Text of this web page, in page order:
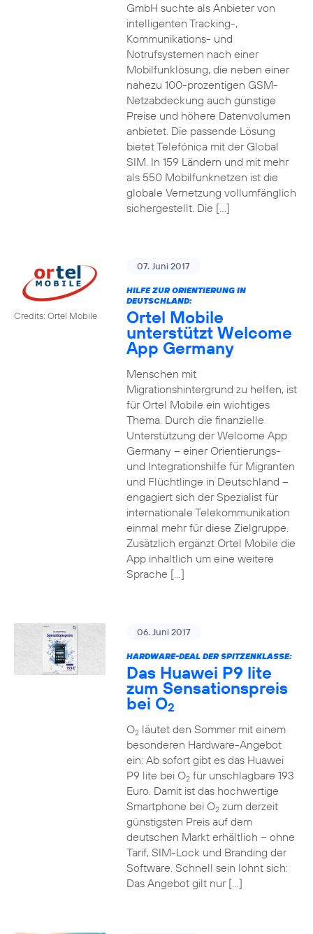
GmbH suchte als Anbieter von
intelligenten Tracking-,
Kommunikations- und
Notrufsystemen nach einer
Mobilfunklösung, die neben einer
nahezu 100-prozentigen GSM-
Netzabdeckung auch günstige
Preise und höhere Datenvolumen
anbietet. Die passende Lösung
bietet Telefónica mit der Global
SIM. In 159 Ländern und mit mehr
als 550 Mobilfunknetzen ist die
globale Vernetzung vollumfänglich
sichergestellt. Die […]
Credits: Ortel Mobile
07. Juni 2017
HILFE ZUR ORIENTIERUNG IN
DEUTSCHLAND:
Ortel Mobile
unterstützt Welcome
App Germany
Menschen mit
Migrationshintergrund zu helfen, ist
für Ortel Mobile ein wichtiges
Thema. Durch die finanzielle
Unterstützung der Welcome App
Germany – einer Orientierungs-
und Integrationshilfe für Migranten
und Flüchtlinge in Deutschland –
engagiert sich der Spezialist für
internationale Telekommunikation
einmal mehr für diese Zielgruppe.
Zusätzlich ergänzt Ortel Mobile die
App inhaltlich um eine weitere
Sprache […]
06. Juni 2017
HARDWARE-DEAL DER SPITZENKLASSE:
Das Huawei P9 lite
zum Sensationspreis
bei O2
O2läutet den Sommer mit einem
besonderen Hardware-Angebot
ein: Ab sofort gibt es das Huawei
P9 lite bei O2für unschlagbare 193
Euro. Damit ist das hochwertige
Smartphone bei O2zum derzeit
günstigsten Preis auf dem
deutschen Markt erhältlich – ohne
Tarif, SIM-Lock und Branding der
Software. Schnell sein lohnt sich:
Das Angebot gilt nur […]